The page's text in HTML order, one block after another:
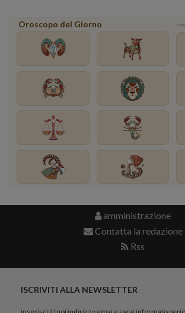
Oroscopo del Giorno
amministrazione
Contatta la redazione
Rss
ISCRIVITI ALLA NEWSLETTER